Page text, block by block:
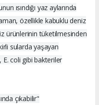
ısındığı yaz aylarında
özellikle kabuklu deniz
ürünlerinin tüketilmesinden
sularda yaşayan
coli gibi bakteriler
çıkabilir"